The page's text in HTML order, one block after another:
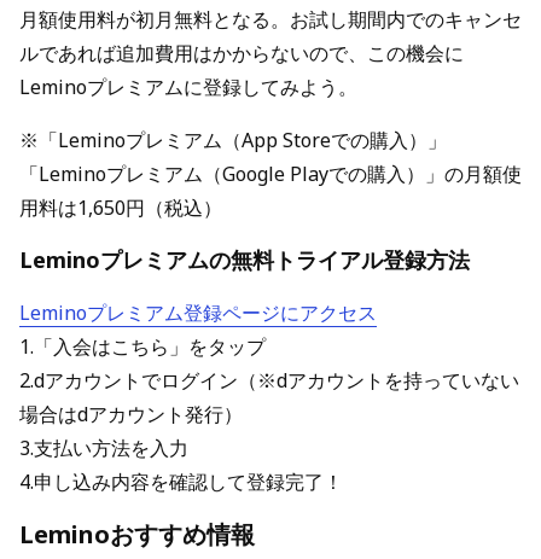
月額使用料が初月無料となる。お試し期間内でのキャンセ
ルであれば追加費用はかからないので、この機会に
Leminoプレミアムに登録してみよう。
※「Leminoプレミアム（App Storeでの購入）」
「Leminoプレミアム（Google Playでの購入）」の月額使
用料は1,650円（税込）
Leminoプレミアムの無料トライアル登録方法
Leminoプレミアム登録ページにアクセス
1.「入会はこちら」をタップ
2.dアカウントでログイン（※dアカウントを持っていない
場合はdアカウント発行）
3.支払い方法を入力
4.申し込み内容を確認して登録完了！
Leminoおすすめ情報